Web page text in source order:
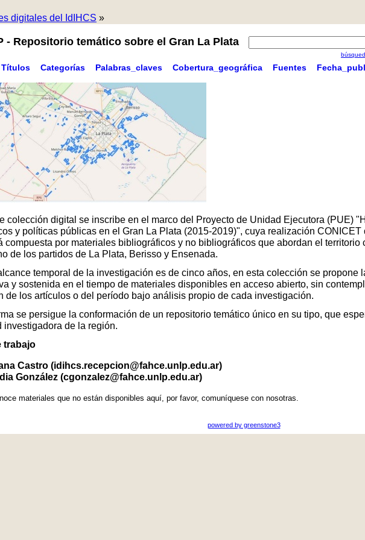
digitales del IdIHCS »
- Repositorio temático sobre el Gran La Plata
Títulos Categorías Palabras_claves Cobertura_geográfica Fuentes
colección digital se inscribe en el marco del Proyecto de Unidad Ejecutora (PUE)
y políticas públicas en el Gran La Plata (2015-2019)", cuya realización
compuesta por materiales bibliográficos y no bibliográficos que abordan el
de los partidos de La Plata, Berisso y Ensenada.
temporal de la investigación es de cinco años, en esta colección se propone
y sostenida en el tiempo de materiales disponibles en acceso abierto, sin
de los artículos o del período bajo análisis propio de cada investigación.
se persigue la conformación de un repositorio temático único en su tipo, que
investigadora de la región.
trabajo
Castro (idihcs.recepcion@fahce.unlp.edu.ar)
González (cgonzalez@fahce.unlp.edu.ar)
materiales que no están disponibles aquí, por favor, comuníquese con nosotras.
powered by greenstone3